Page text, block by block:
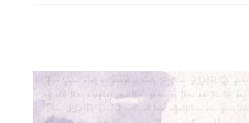
教會事工
View
Larger